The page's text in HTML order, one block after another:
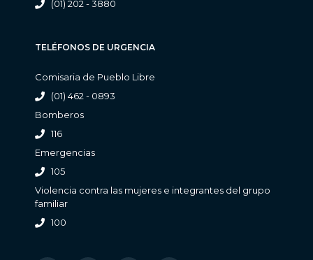
(01) 202 - 3880
TELÉFONOS DE URGENCIA
Comisaria de Pueblo Libre
(01) 462 - 0893
Bomberos
116
Emergencias
105
Violencia contra las mujeres e integrantes del grupo
familiar
100